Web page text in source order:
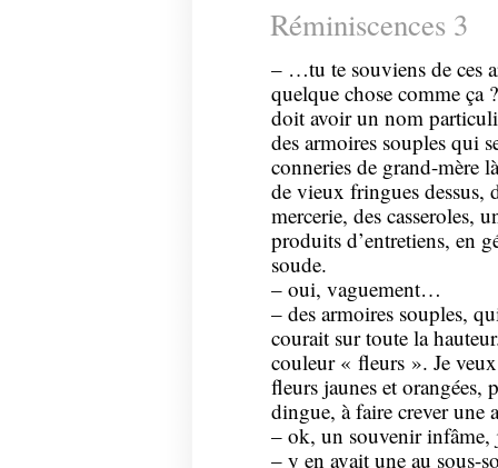
Réminiscences 3
– …tu te souviens de ces
quelque chose comme ça
doit avoir un nom
des armoires souples qui
conneries de grand-mère
de vieux fringues dessus,
mercerie, des casseroles,
produits d’entretiens, en
soude.
– oui, vaguement…
– des armoires souples,
courait sur toute la
couleur « fleurs ». Je
fleurs jaunes et orangées,
dingue, à faire crever une
– ok, un souvenir infâme,
– y en avait une au sous-